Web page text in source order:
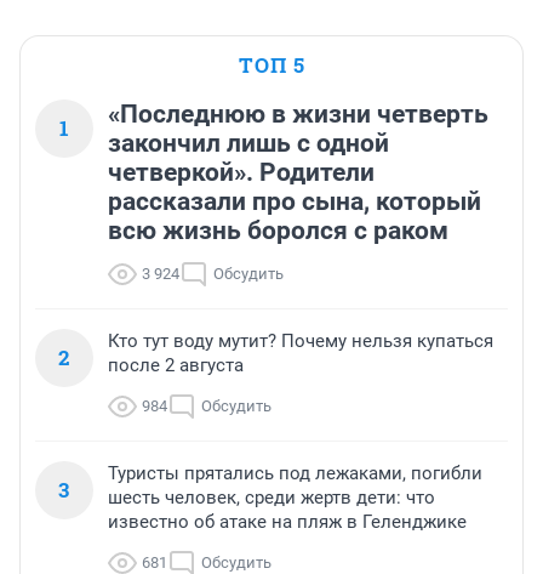
ТОП 5
1
«Последнюю в жизни четверть
закончил лишь с одной
четверкой». Родители
рассказали про сына, который
всю жизнь боролся с раком
3 924 Обсудить
2
Кто тут воду мутит? Почему нельзя купаться
после 2 августа
984 Обсудить
3
Туристы прятались под лежаками, погибли
шесть человек, среди жертв дети: что
известно об атаке на пляж в Геленджике
681 Обсудить